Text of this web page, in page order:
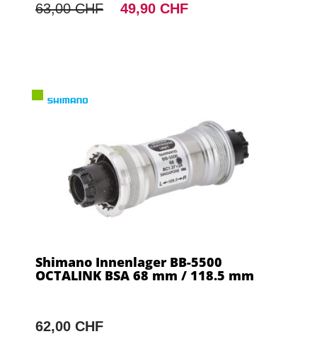
63,00 CHF 49,90 CHF
Shimano Innenlager BB-5500
OCTALINK BSA 68 mm / 118.5 mm
62,00 CHF